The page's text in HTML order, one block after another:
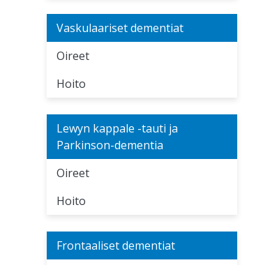
Vaskulaariset dementiat
Oireet
Hoito
Lewyn kappale -tauti ja
Parkinson-dementia
Oireet
Hoito
Frontaaliset dementiat